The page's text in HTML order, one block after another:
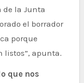
de la Junta
el borrador
porque
listos”, apunta.
que nos